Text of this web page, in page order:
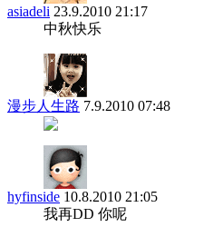
asiadeli 23.9.2010 21:17
中秋快乐
漫步人生路 7.9.2010 07:48
hyfinside 10.8.2010 21:05
我再DD 你呢